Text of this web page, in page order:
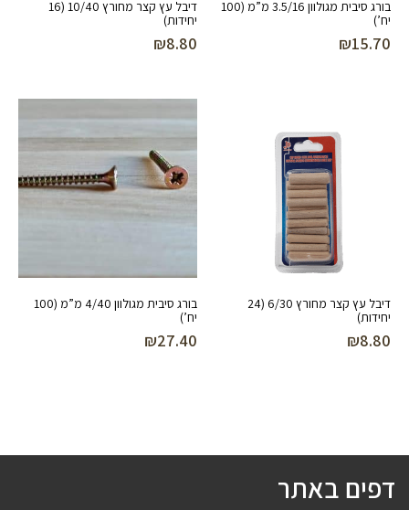
בורג סיבית מגולוון 3.5/16 מ”מ (100
יח’)
₪15.70
דיבל עץ קצר מחורץ 10/40 (16
יחידות)
₪8.80
דיבל עץ קצר מחורץ 6/30 (24
יחידות)
₪8.80
בורג סיבית מגולוון 4/40 מ”מ (100
יח’)
₪27.40
דפים באתר